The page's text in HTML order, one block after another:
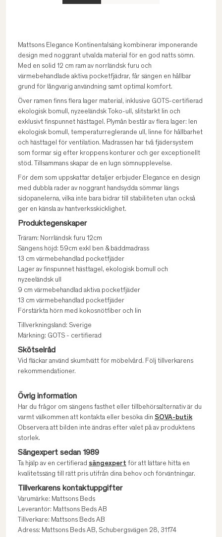
Mattsons Elegance Kontinentalsäng kombinerar imponerande
design med noggrant utvalda material för en god natts sömn.
Med en solid 12 cm ram av norrländsk furu och
värmebehandlade aktiva pocketfjädrar, får sängen en hållbar
grund för långvarig användning samt optimal komfort.
Över ramen finns flera lager material, inklusive GOTS-certifierad
ekologisk bomull, nyzeeländsk Toko-ull, slitstarkt lin och
exklusivt finspunnet hästtagel. Plymån består av flera lager: len
ekologisk bomull, temperaturreglerande ull, linne för hållbarhet
och hästtagel för ventilation. Madrassen har två fjädersystem
som formar sig efter kroppens konturer och ger exceptionellt
stöd. Tillsammans skapar de en lugn sömnupplevelse.
För dem som uppskattar detaljer erbjuder Elegance en design
med dubbla rader av noggrant handsydda sömmar längs
sidopanelerna, vilka inte bara bidrar till stabiliteten utan också
ger en känsla av hantverksskicklighet.
Produktegenskaper
Träram: Norrländsk furu 12cm
Sängens höjd: 59cm exkl ben & bäddmadrass
13 cm värmebehandlad pocketfjäder
Lager av finspunnet hästtagel, ekologisk bomull och
nyzeeländsk ull
9 cm värmebehandlad aktiva pocketfjäder
13 cm värmebehandlad pocketfjäder
Förstärkta hörn med kokosnötfiber och lin
Tillverkningsland: Sverige
Märkning: GOTS - certifierad
Skötselråd
Vid fläckar använd skumtvätt för möbelvård. Följ tillverkarens
rekommendationer.
Övrig information
Har du frågor om sängens fasthet eller tillbehörsalternativ är du
varmt välkommen att kontakta eller besöka din SOVA-butik
Observera att bilden inte ändras efter valet på av produktens
storlek.
Sängexpert sedan 1989
Ta hjälp av en certifierad sängexpert för att lättare hitta en
kvalitetssäng till rätt pris utifrån dina behov och förväntningar.
Tillverkarens kontaktuppgifter
Varumärke: Mattsons Beds
Leverantör: Mattsons Beds AB
Tillverkare: Mattsons Beds AB
Adress: Mattsons Beds AB, Schubergsvägen 28, 31174